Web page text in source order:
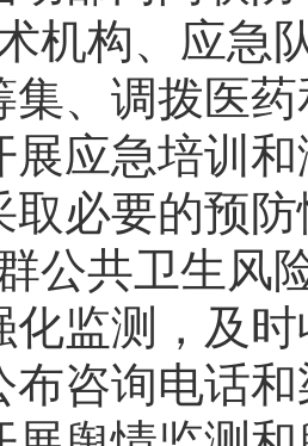
机构、应急
集、调拨医
展应急培训
取必要的预
公共卫生风
化监测，及
布咨询电话